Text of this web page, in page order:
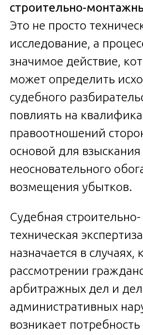
строительно-
Это не просто
исследование, а
значимое действие,
может определить
судебного
повлиять на
правоотношений
основой для взыскания
неосновательного
возмещения убытков.
Судебная строительно-
техническая
назначается в случаях,
рассмотрении
арбитражных дел и
административных
возникает потребность